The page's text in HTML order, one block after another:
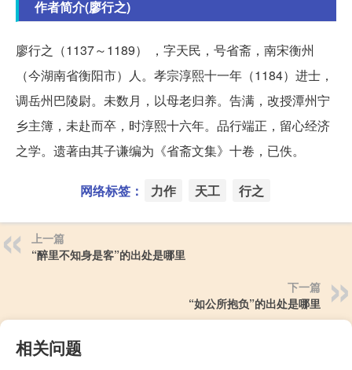
作者简介(廖行之)
廖行之（1137～1189） ，字天民，号省斋，南宋衡州
（今湖南省衡阳市）人。孝宗淳熙十一年（1184）进士，
调岳州巴陵尉。未数月，以母老归养。告满，改授潭州宁
乡主簿，未赴而卒，时淳熙十六年。品行端正，留心经济
之学。遗著由其子谦编为《省斋文集》十卷，已佚。
网络标签： 力作 天工 行之
上一篇
“醉里不知身是客”的出处是哪里
下一篇
“如公所抱负”的出处是哪里
相关问题